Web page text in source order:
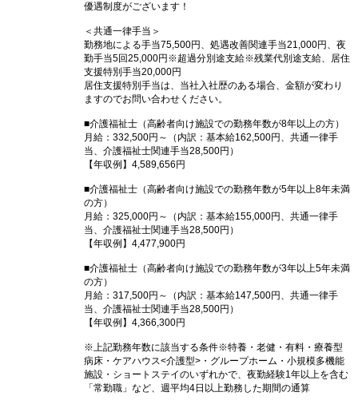
優遇制度がございます！
＜共通一律手当＞
勤務地による手当75,500円、処遇改善関連手当21,000円、夜
勤手当5回25,000円※超過分別途支給※残業代別途支給、居住
支援特別手当20,000円
居住支援特別手当は、当社入社歴のある場合、金額が変わり
ますのでお問い合わせください。
■介護福祉士（高齢者向け施設での勤務年数が8年以上の方）
月給：332,500円～（内訳：基本給162,500円、共通一律手
当、介護福祉士関連手当28,500円）
【年収例】4,589,656円
■介護福祉士（高齢者向け施設での勤務年数が5年以上8年未満
の方）
月給：325,000円～（内訳：基本給155,000円、共通一律手
当、介護福祉士関連手当28,500円）
【年収例】4,477,900円
■介護福祉士（高齢者向け施設での勤務年数が3年以上5年未満
の方）
月給：317,500円～（内訳：基本給147,500円、共通一律手
当、介護福祉士関連手当28,500円）
【年収例】4,366,300円
※上記勤務年数に該当する条件※特養・老健・有料・療養型
病床・ケアハウス<介護型>・グループホーム・小規模多機能
施設・ショートステイのいずれかで、夜勤経験1年以上を含む
「常勤職」など、週平均4日以上勤務した期間の通算